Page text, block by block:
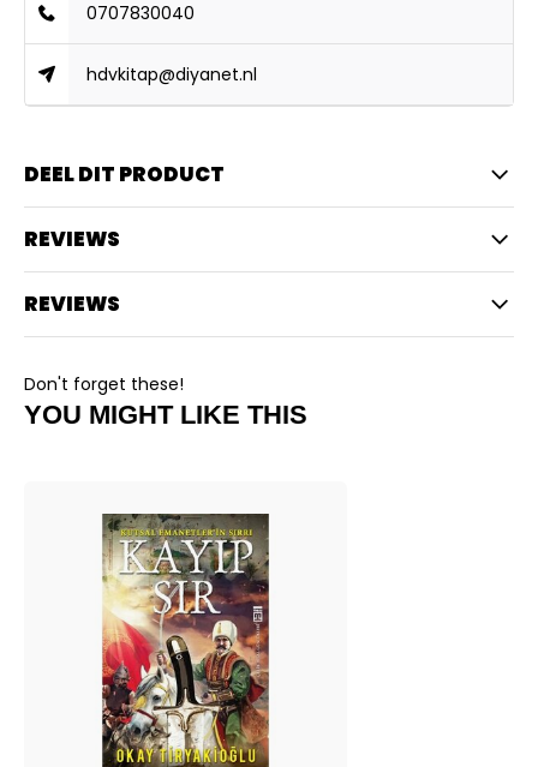
0707830040
hdvkitap@diyanet.nl
DEEL DIT PRODUCT
REVIEWS
REVIEWS
Don't forget these!
YOU MIGHT LIKE THIS